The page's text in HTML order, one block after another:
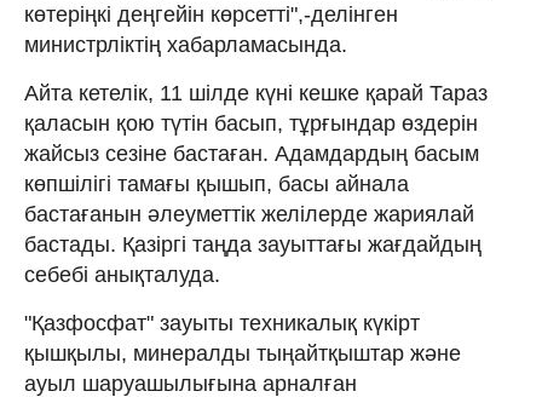
көтеріңкі деңгейін көрсетті",-делінген
министрліктің хабарламасында.
Айта кетелік, 11 шілде күні кешке қарай Тараз
қаласын қою түтін басып, тұрғындар өздерін
жайсыз сезіне бастаған. Адамдардың басым
көпшілігі тамағы қышып, басы айнала
бастағанын әлеуметтік желілерде жариялай
бастады. Қазіргі таңда зауыттағы жағдайдың
себебі анықталуда.
"Қазфосфат" зауыты техникалық күкірт
қышқылы, минералды тыңайтқыштар және
ауыл шаруашылығына арналған